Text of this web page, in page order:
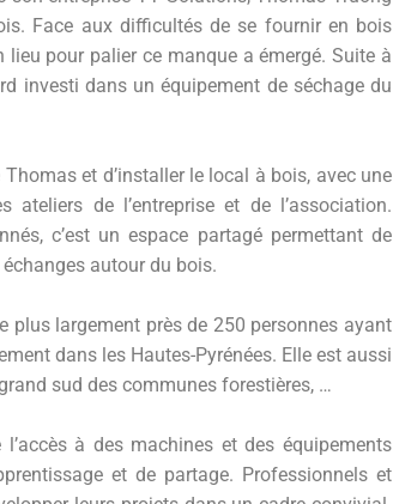
Face aux difficultés de se fournir en bois
lieu pour palier ce manque a émergé. Suite à
investi dans un équipement de séchage du
et d’installer le local à bois, avec une
de l’entreprise et de l’association.
c’est un espace partagé permettant de
autour du bois.
plus largement près de 250 personnes ayant
dans les Hautes-Pyrénées. Elle est aussi
sud des communes forestières, …
à des machines et des équipements
et de partage. Professionnels et